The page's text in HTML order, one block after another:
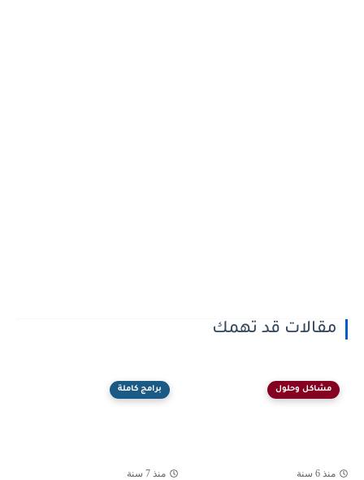
مقالات قد تهمك
مشاكل وحلول
منذ 6 سنة
برامج كاملة
منذ 7 سنة